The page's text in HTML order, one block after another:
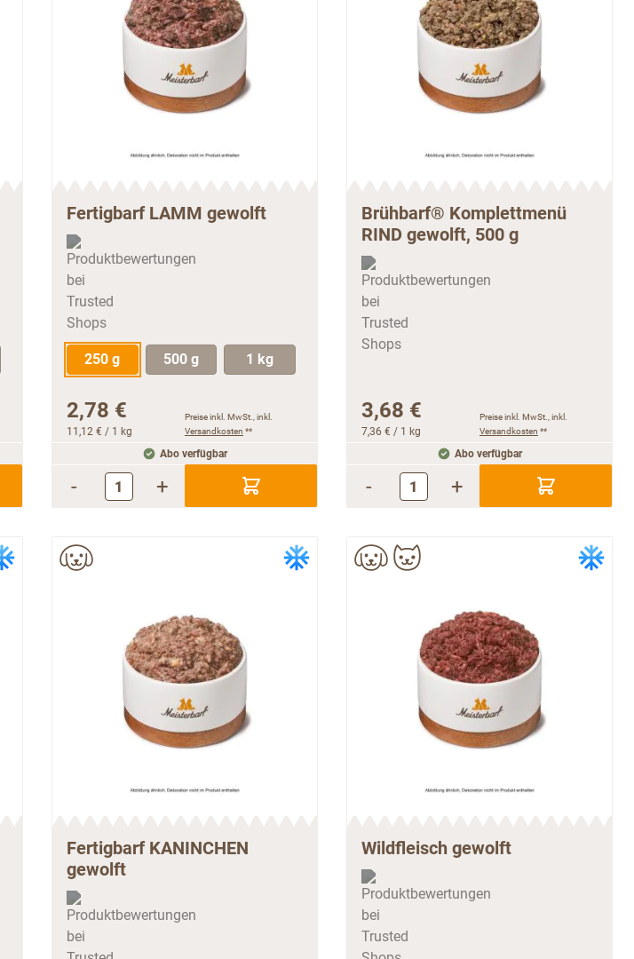
Fertigbarf LAMM gewolft
250 g 500 g 1 kg
2,78 €
11,12 € / 1 kg
Preise inkl. MwSt., inkl.
Versandkosten **
Abo verfügbar
- +
Brühbarf® Komplettmenü
RIND gewolft, 500 g
3,68 €
7,36 € / 1 kg
Preise inkl. MwSt., inkl.
Versandkosten **
Abo verfügbar
- +
Fertigbarf KANINCHEN
gewolft
Wildfleisch gewolft